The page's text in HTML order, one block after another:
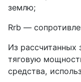
землю;
Rrb —
Из рассчитанных
тяговую
средства,